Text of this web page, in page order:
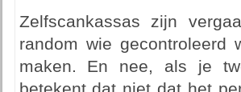
Zelfscankassas zijn
random wie gecontroleerd
maken. En nee, als je